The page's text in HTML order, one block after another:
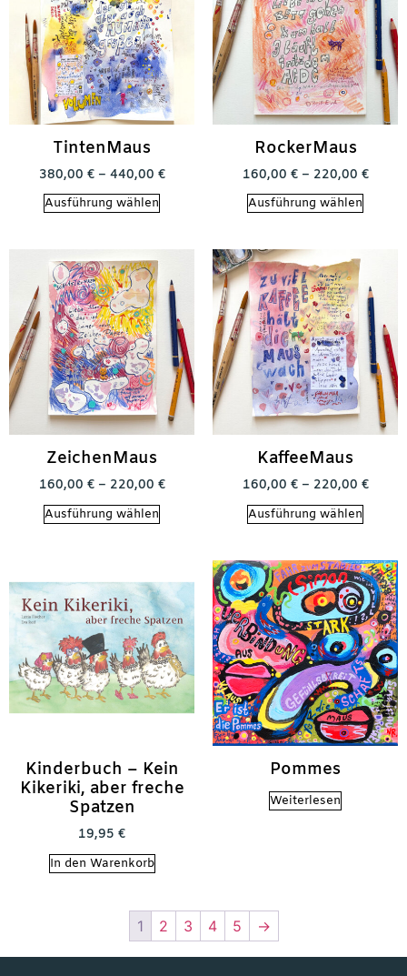
TintenMaus
380,00 € – 440,00 €
Ausführung wählen
RockerMaus
160,00 € – 220,00 €
Ausführung wählen
ZeichenMaus
160,00 € – 220,00 €
Ausführung wählen
KaffeeMaus
160,00 € – 220,00 €
Ausführung wählen
Kinderbuch – Kein
Kikeriki, aber freche
Spatzen
19,95 €
In den Warenkorb
Pommes
Weiterlesen
1 2 3 4 5 →